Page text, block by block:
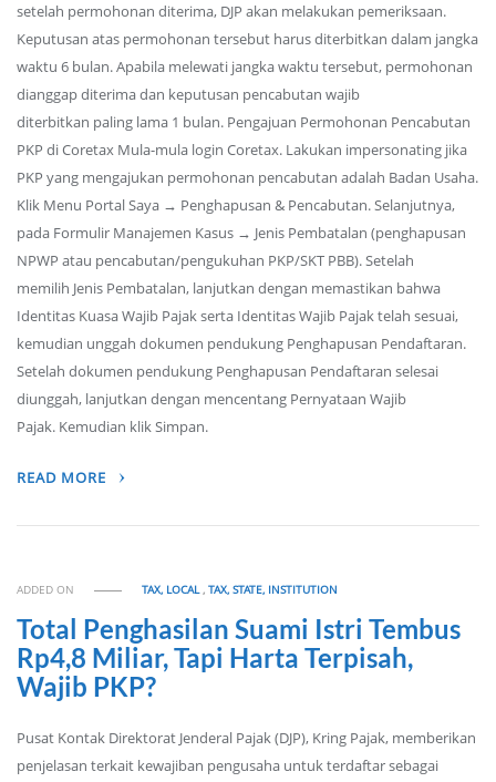
setelah permohonan diterima, DJP akan melakukan pemeriksaan.
Keputusan atas permohonan tersebut harus diterbitkan dalam jangka
waktu 6 bulan. Apabila melewati jangka waktu tersebut, permohonan
dianggap diterima dan keputusan pencabutan wajib
diterbitkan paling lama 1 bulan. Pengajuan Permohonan Pencabutan
PKP di Coretax Mula-mula login Coretax. Lakukan impersonating jika
PKP yang mengajukan permohonan pencabutan adalah Badan Usaha.
Klik Menu Portal Saya → Penghapusan & Pencabutan. Selanjutnya,
pada Formulir Manajemen Kasus → Jenis Pembatalan (penghapusan
NPWP atau pencabutan/pengukuhan PKP/SKT PBB). Setelah
memilih Jenis Pembatalan, lanjutkan dengan memastikan bahwa
Identitas Kuasa Wajib Pajak serta Identitas Wajib Pajak telah sesuai,
kemudian unggah dokumen pendukung Penghapusan Pendaftaran.
Setelah dokumen pendukung Penghapusan Pendaftaran selesai
diunggah, lanjutkan dengan mencentang Pernyataan Wajib
Pajak. Kemudian klik Simpan.
READ MORE
ADDED ON TAX, LOCAL,TAX, STATE, INSTITUTION
Total Penghasilan Suami Istri Tembus
Rp4,8 Miliar, Tapi Harta Terpisah,
Wajib PKP?
Pusat Kontak Direktorat Jenderal Pajak (DJP), Kring Pajak, memberikan
penjelasan terkait kewajiban pengusaha untuk terdaftar sebagai